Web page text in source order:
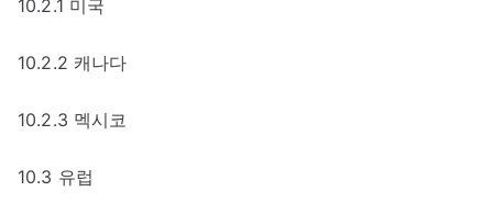
10.2.1 미국
10.2.2 캐나다
10.2.3 멕시코
10.3 유럽